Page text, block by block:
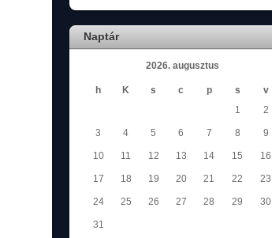
Naptár
2026. augusztus
h K s c p s
v
1
2
3 4 5 6 7 8 9
10 11 12 13 14 15 16
17 18 19 20 21 22 23
24 25 26 27 28 29 30
31